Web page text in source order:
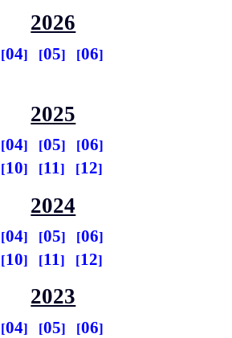
2026
04 05
06
2025
04 05
06
10 11 12
2024
04 05
06
10 11 12
2023
04 05
06